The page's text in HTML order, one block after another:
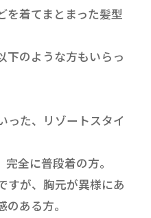
を着てまとまった髪型
下のような方もいらっ
った、リゾートスタイ
全に普段着の方。
すが、胸元が異様にあ
ある方。